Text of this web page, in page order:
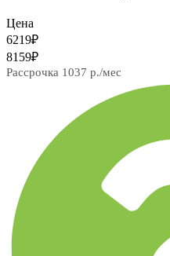
Цена
6219₽
8159₽
Рассрочка 1037 р./мес